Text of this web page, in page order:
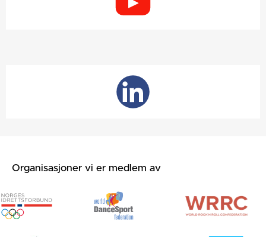
Organisasjoner vi er medlem av